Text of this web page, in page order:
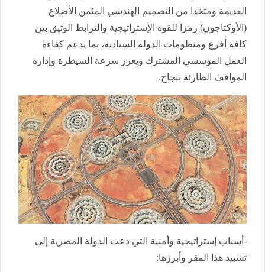
القديمة ومتخذا من التصميم الهندسي المثمن الأضلاع
(الأوكتاجون) رمزا للقوة الإستراتيجية والترابط الوثيق بين
كافة أفرع ومنظومات الدولة السيادية، بما يدعم كفاءة
العمل المؤسسي المشترك ويعزز سرعة السيطرة وإدارة
المواقف الطارئة بنجاح.
-أسباب إستراتيجية وأمنية التي دعت الدولة المصرية إلى
تشييد هذا المقر وأبرزها: